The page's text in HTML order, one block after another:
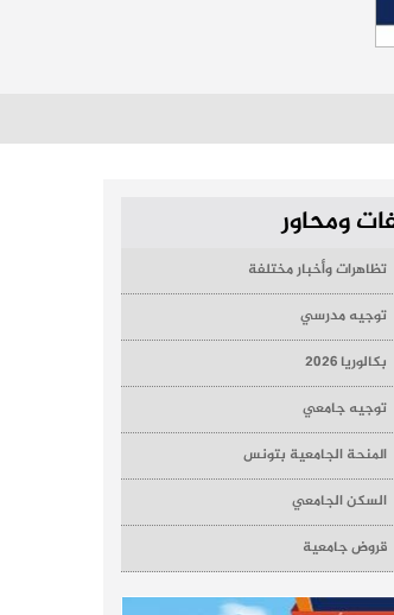
ومحاور
تظاهرات وأخبار مختلفة
توجيه مدرسي
بكالوريا 2026
توجيه جامعي
المنحة الجامعية بتونس
السكن الجامعي
قروض جامعية